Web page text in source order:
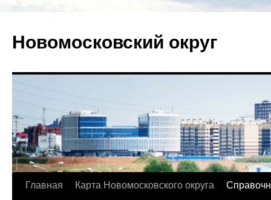
Новомосковский округ
Главная Карта Новомосковского округа